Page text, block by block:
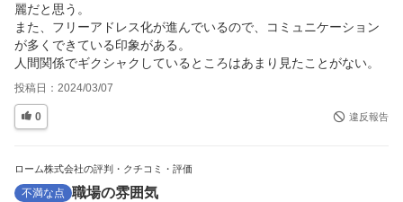
麗だと思う。
また、フリーアドレス化が進んでいるので、コミュニケーション
が多くできている印象がある。
人間関係でギクシャクしているところはあまり見たことがない。
投稿日： 2024/03/07
0 違反報告
ローム株式会社の評判・クチコミ・評価
不満な点 職場の雰囲気